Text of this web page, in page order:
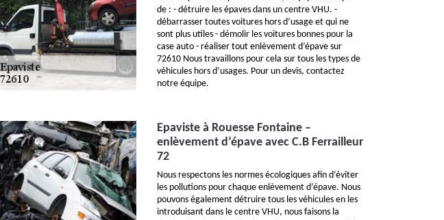
de : - détruire les épaves dans un centre VHU. -
débarrasser toutes voitures hors d’usage et qui ne
sont plus utiles - démolir les voitures bonnes pour la
case auto - réaliser tout enlèvement d’épave sur
72610 Nous travaillons pour cela sur tous les types de
véhicules hors d’usages. Pour un devis, contactez
notre équipe.
Epaviste à Rouesse Fontaine –
enlèvement d’épave avec C.B Ferrailleur
72
Nous respectons les normes écologiques afin d’éviter
les pollutions pour chaque enlèvement d’épave. Nous
pouvons également détruire tous les véhicules en les
introduisant dans le centre VHU, nous faisons la